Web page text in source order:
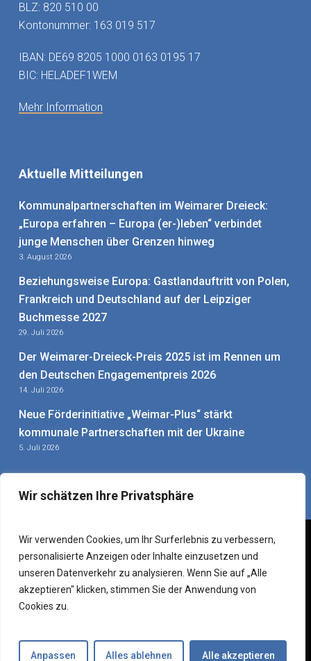
Wir schätzen Ihre Privatsphäre
Wir verwenden Cookies, um Ihr Surferlebnis zu verbessern,
personalisierte Anzeigen oder Inhalte einzusetzen und
unseren Datenverkehr zu analysieren. Wenn Sie auf „Alle
akzeptieren" klicken, stimmen Sie der Anwendung von
Cookies zu.
Anpassen Alles ablehnen Alle akzeptieren
BLZ: 820 510 00
Kontonummer: 163 019 517
IBAN: DE69 8205 1000 0163 0195 17
BIC: HELADEF1WEM
Mehr Information
Aktuelle Mitteilungen
Kommunalpartnerschaften im Weimarer Dreieck:
„Europa erfahren – Europa (er-)leben“ verbindet
junge Menschen über Grenzen hinweg
3. August 2026
Beziehungsweise Europa: Gastlandauftritt von Polen,
Frankreich und Deutschland auf der Leipziger
Buchmesse 2027
29. Juli 2026
Der Weimarer-Dreieck-Preis 2025 ist im Rennen um
den Deutschen Engagementpreis 2026
14. Juli 2026
Neue Förderinitiative „Weimar-Plus“ stärkt
kommunale Partnerschaften mit der Ukraine
5. Juli 2026
Impressum| Datenschutzerklärung|Sitemap–Mitarbeiter-
Login
© 2026 Weimarer Dreieck e. V. – Verein für deutsch-
französisch-polnische Zusammenarbeit.
instagram